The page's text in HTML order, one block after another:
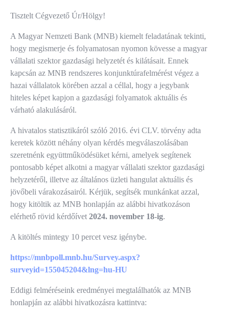
Tisztelt Cégvezető Úr/Hölgy!
A Magyar Nemzeti Bank (MNB) kiemelt feladatának tekinti,
hogy megismerje és folyamatosan nyomon kövesse a magyar
vállalati szektor gazdasági helyzetét és kilátásait. Ennek
kapcsán az MNB rendszeres konjunktúrafelmérést végez a
hazai vállalatok körében azzal a céllal, hogy a jegybank
hiteles képet kapjon a gazdasági folyamatok aktuális és
várható alakulásáról.
A hivatalos statisztikáról szóló 2016. évi CLV. törvény adta
keretek között néhány olyan kérdés megválaszolásában
szeretnénk együttműködésüket kérni, amelyek segítenek
pontosabb képet alkotni a magyar vállalati szektor gazdasági
helyzetéről, illetve az általános üzleti hangulat aktuális és
jövőbeli várakozásairól. Kérjük, segítsék munkánkat azzal,
hogy kitöltik az MNB honlapján az alábbi hivatkozáson
elérhető rövid kérdőívet 2024. november 18-ig.
A kitöltés mintegy 10 percet vesz igénybe.
https://mnbpoll.mnb.hu/Survey.aspx?
surveyid=155045204&lng=hu-HU
Eddigi felméréseink eredményei megtalálhatók az MNB
honlapján az alábbi hivatkozásra kattintva: